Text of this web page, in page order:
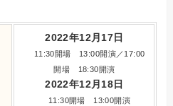
2022年12月17日
11:30開場 13:00開演／17:00
開場 18:30開演
2022年12月18日
11:30開場 13:00開演